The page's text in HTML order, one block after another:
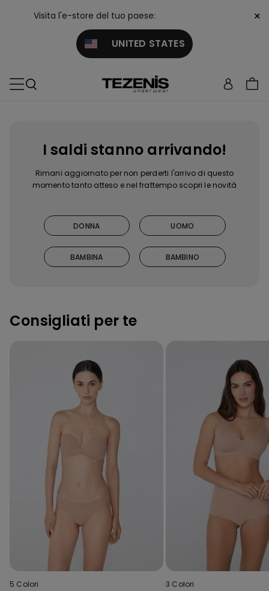
I saldi stanno arrivando!
Rimani aggiornato per non perderti l'arrivo di questo
momento tanto atteso e nel frattempo scopri le novità
DONNA UOMO
BAMBINA BAMBINO
Consigliati per te
5 Colori 3 Colori
Visita l'e-store del tuo paese:
UNITED STATES
×